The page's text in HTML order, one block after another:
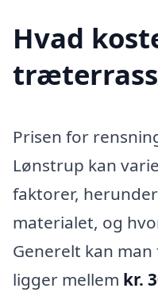
Hvad
Prisen for
Lønstrup kan
faktorer,
materialet, og
Generelt kan
ligger mellem kr.